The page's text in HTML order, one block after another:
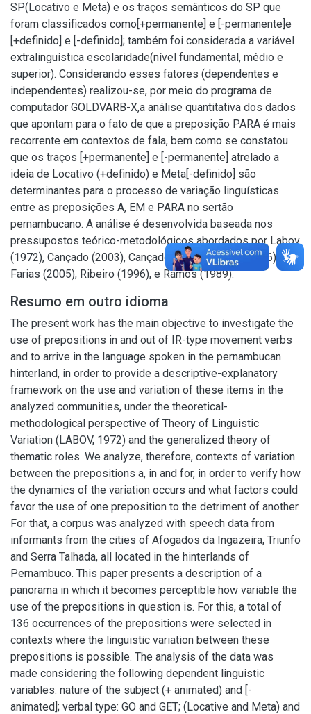
SP(Locativo e Meta) e os traços semânticos do SP que
foram classificados como[+permanente] e [-permanente]e
[+definido] e [-definido]; também foi considerada a variável
extralinguística escolaridade(nível fundamental, médio e
superior). Considerando esses fatores (dependentes e
independentes) realizou-se, por meio do programa de
computador GOLDVARB-X,a análise quantitativa dos dados
que apontam para o fato de que a preposição PARA é mais
recorrente em contextos de fala, bem como se constatou
que os traços [+permanente] e [-permanente] atrelado a
ideia de Locativo (+definido) e Meta[-definido] são
determinantes para o processo de variação linguísticas
entre as preposições A, EM e PARA no sertão
pernambucano. A análise é desenvolvida baseada nos
pressupostos teórico-metodológicos abordados por Labov
(1972), Cançado (2003), Cançado (2016), Tarallo (1986),
Farias (2005), Ribeiro (1996), e Ramos (1989).
Resumo em outro idioma
The present work has the main objective to investigate the
use of prepositions in and out of IR-type movement verbs
and to arrive in the language spoken in the pernambucan
hinterland, in order to provide a descriptive-explanatory
framework on the use and variation of these items in the
analyzed communities, under the theoretical-
methodological perspective of Theory of Linguistic
Variation (LABOV, 1972) and the generalized theory of
thematic roles. We analyze, therefore, contexts of variation
between the prepositions a, in and for, in order to verify how
the dynamics of the variation occurs and what factors could
favor the use of one preposition to the detriment of another.
For that, a corpus was analyzed with speech data from
informants from the cities of Afogados da Ingazeira, Triunfo
and Serra Talhada, all located in the hinterlands of
Pernambuco. This paper presents a description of a
panorama in which it becomes perceptible how variable the
use of the prepositions in question is. For this, a total of
136 occurrences of the prepositions were selected in
contexts where the linguistic variation between these
prepositions is possible. The analysis of the data was
made considering the following dependent linguistic
variables: nature of the subject (+ animated) and [-
animated]; verbal type: GO and GET; (Locative and Meta) and